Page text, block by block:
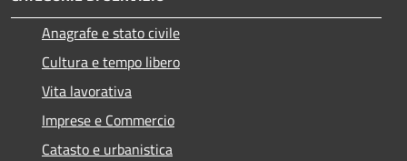
Anagrafe e stato civile
Cultura e tempo libero
Vita lavorativa
Imprese e Commercio
Catasto e urbanistica